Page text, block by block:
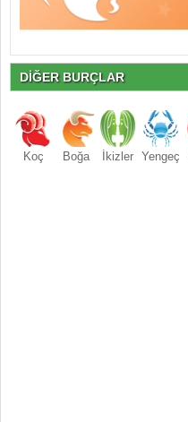
DİĞER BURÇLAR
Koç Boğa İkizler Yengeç